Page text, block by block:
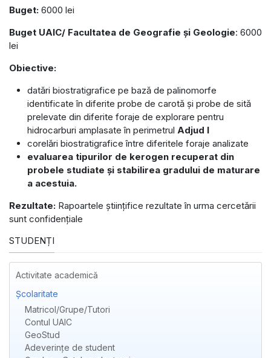
Buget: 6000 lei
Buget UAIC/ Facultatea de Geografie și Geologie: 6000
lei
Obiective:
datări biostratigrafice pe bază de palinomorfe
identificate în diferite probe de carotă și probe de sită
prelevate din diferite foraje de explorare pentru
hidrocarburi amplasate în perimetrul Adjud I
corelări biostratigrafice între diferitele foraje analizate
evaluarea tipurilor de kerogen recuperat din
probele studiate și stabilirea gradului de maturare
a acestuia.
Rezultate: Rapoartele științifice rezultate în urma cercetării
sunt confidențiale
STUDENȚI
Activitate academică
Școlaritate
Matricol/Grupe/Tutori
Contul UAIC
GeoStud
Adeverințe de student